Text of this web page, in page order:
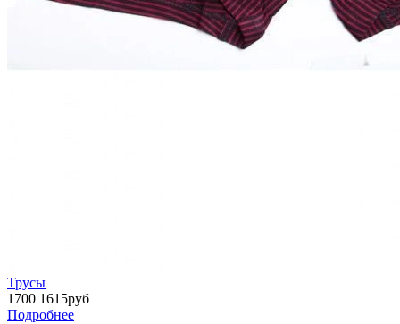
Трусы
1700 1615руб
Подробнее